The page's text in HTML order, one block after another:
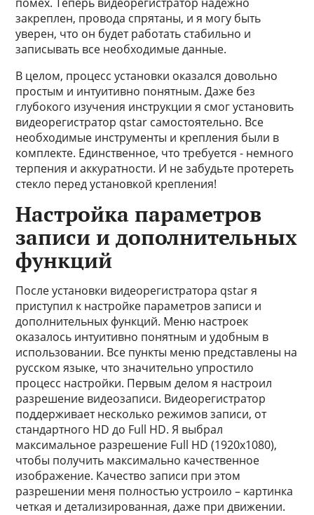
закреплен, провода спрятаны, и я могу быть
уверен, что он будет работать стабильно и
записывать все необходимые данные.
В целом, процесс установки оказался довольно
простым и интуитивно понятным. Даже без
глубокого изучения инструкции я смог установить
видеорегистратор qstar самостоятельно. Все
необходимые инструменты и крепления были в
комплекте. Единственное, что требуется - немного
терпения и аккуратности. И не забудьте протереть
стекло перед установкой крепления!
Настройка параметров
записи и дополнительных
функций
После установки видеорегистратора qstar я
приступил к настройке параметров записи и
дополнительных функций. Меню настроек
оказалось интуитивно понятным и удобным в
использовании. Все пункты меню представлены на
русском языке, что значительно упростило
процесс настройки. Первым делом я настроил
разрешение видеозаписи. Видеорегистратор
поддерживает несколько режимов записи, от
стандартного HD до Full HD. Я выбрал
максимальное разрешение Full HD (1920x1080),
чтобы получить максимально качественное
изображение. Качество записи при этом
разрешении меня полностью устроило – картинка
четкая и детализированная, даже при движении.